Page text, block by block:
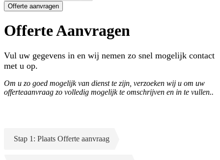
Offerte aanvragen
Offerte Aanvragen
Vul uw gegevens in en wij nemen zo snel mogelijk contact
met u op.
Om u zo goed mogelijk van dienst te zijn, verzoeken wij u om uw
offerteaanvraag zo volledig mogelijk te omschrijven en in te vullen..
Stap 1: Plaats Offerte aanvraag